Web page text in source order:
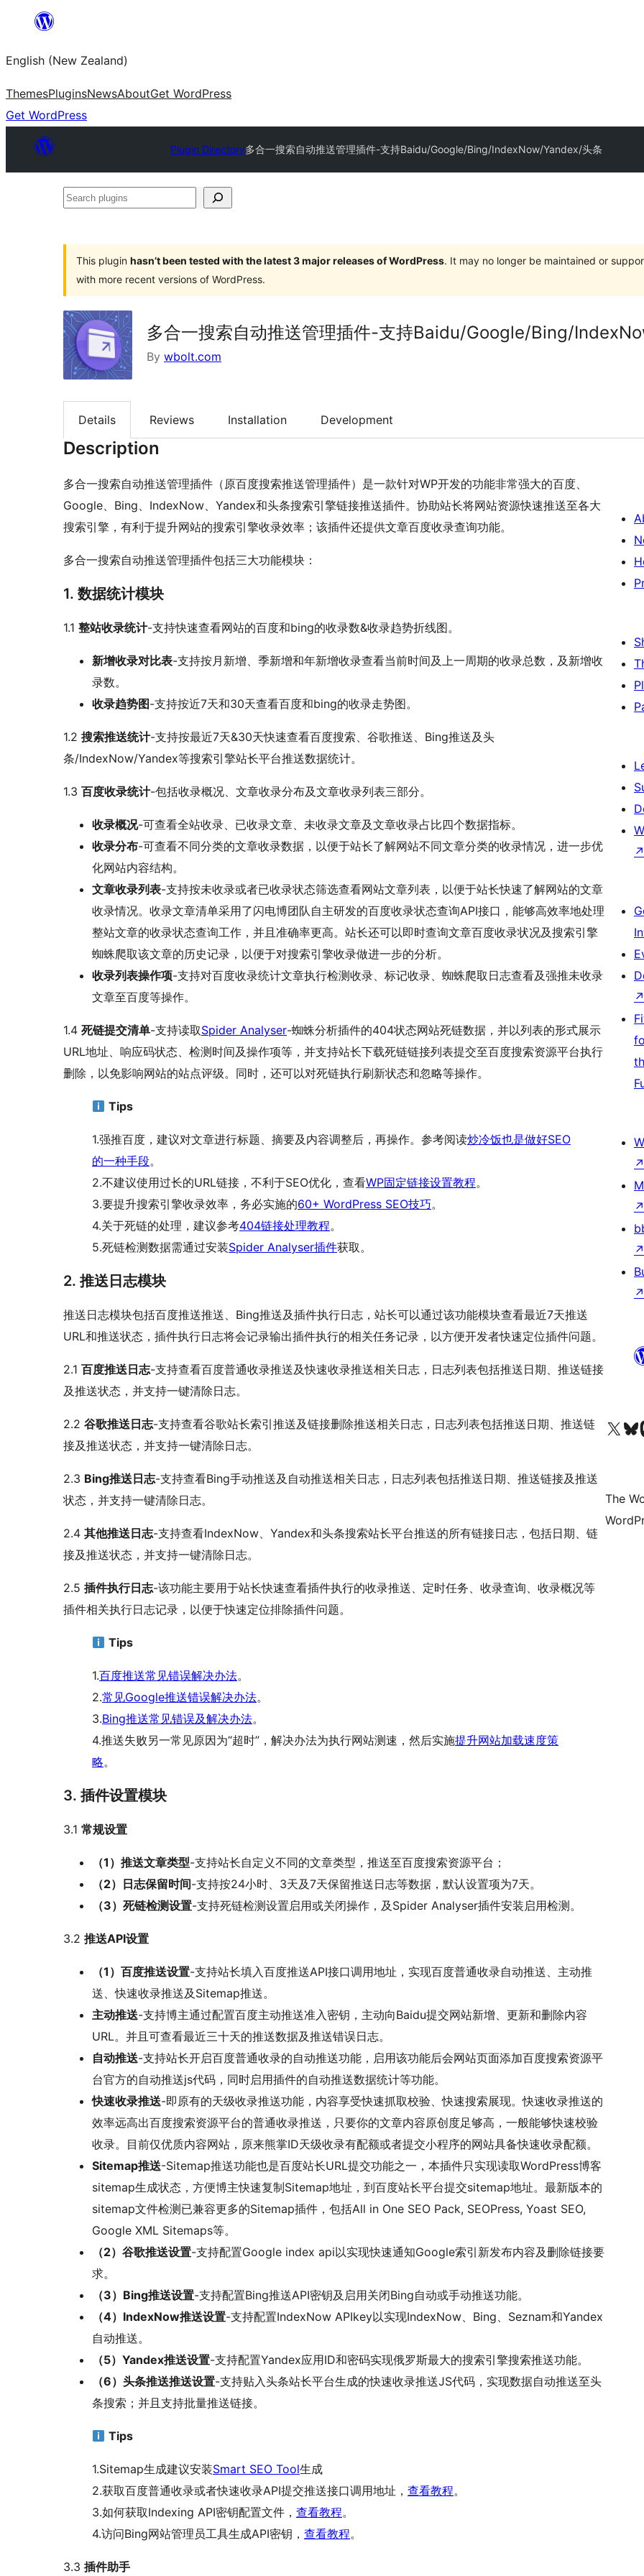
content
English (New Zealand)
ThemesPluginsNewsAboutGet WordPress
Get WordPress
Plugin Directory多合一搜索自动推送管理插件-支持Baidu/Google/Bing/IndexNow/Yandex/头条
Search
This plugin hasn’t been tested with the latest 3 major releases of WordPress. It may no longer be maintained or
with more recent versions of WordPress.
多合一搜索自动推送管理插件-支持Baidu/Google/Bing/
By wbolt.com
Details Reviews Installation Development
Description
多合一搜索自动推送管理插件（原百度搜索推送管理插件）是一款针对WP开发的功能非常强大的百度、
Google、Bing、IndexNow、Yandex和头条搜索引擎链接推送插件。协助站长将网站资源快速推送至各大
搜索引擎，有利于提升网站的搜索引擎收录效率；该插件还提供文章百度收录查询功能。
多合一搜索自动推送管理插件包括三大功能模块：
1. 数据统计模块
1.1 整站收录统计-支持快速查看网站的百度和bing的收录数&收录趋势折线图。
新增收录对比表-支持按月新增、季新增和年新增收录查看当前时间及上一周期的收录总数，及新增收
录数。
收录趋势图-支持按近7天和30天查看百度和bing的收录走势图。
1.2 搜索推送统计-支持按最近7天&30天快速查看百度搜索、谷歌推送、Bing推送及头
条/IndexNow/Yandex等搜索引擎站长平台推送数据统计。
1.3 百度收录统计-包括收录概况、文章收录分布及文章收录列表三部分。
收录概况-可查看全站收录、已收录文章、未收录文章及文章收录占比四个数据指标。
收录分布-可查看不同分类的文章收录数据，以便于站长了解网站不同文章分类的收录情况，进一步优
化网站内容结构。
文章收录列表-支持按未收录或者已收录状态筛选查看网站文章列表，以便于站长快速了解网站的文章
收录情况。收录文章清单采用了闪电博团队自主研发的百度收录状态查询API接口，能够高效率地处理
整站文章的收录状态查询工作，并且准确率更高。站长还可以即时查询文章百度收录状况及搜索引擎
蜘蛛爬取该文章的历史记录，以便于对搜索引擎收录做进一步的分析。
收录列表操作项-支持对百度收录统计文章执行检测收录、标记收录、蜘蛛爬取日志查看及强推未收录
文章至百度等操作。
1.4 死链提交清单-支持读取Spider Analyser-蜘蛛分析插件的404状态网站死链数据，并以列表的形式展示
URL地址、响应码状态、检测时间及操作项等，并支持站长下载死链链接列表提交至百度搜索资源平台执行
删除，以免影响网站的站点评级。同时，还可以对死链执行刷新状态和忽略等操作。
Tips
1.强推百度，建议对文章进行标题、摘要及内容调整后，再操作。参考阅读炒冷饭也是做好SEO
的一种手段。
2.不建议使用过长的URL链接，不利于SEO优化，查看WP固定链接设置教程。
3.要提升搜索引擎收录效率，务必实施的60+ WordPress SEO技巧。
4.关于死链的处理，建议参考404链接处理教程。
5.死链检测数据需通过安装Spider Analyser插件获取。
2. 推送日志模块
推送日志模块包括百度推送推送、Bing推送及插件执行日志，站长可以通过该功能模块查看最近7天推送
URL和推送状态，插件执行日志将会记录输出插件执行的相关任务记录，以方便开发者快速定位插件问题。
2.1 百度推送日志-支持查看百度普通收录推送及快速收录推送相关日志，日志列表包括推送日期、推送链接
及推送状态，并支持一键清除日志。
2.2 谷歌推送日志-支持查看谷歌站长索引推送及链接删除推送相关日志，日志列表包括推送日期、推送链
接及推送状态，并支持一键清除日志。
2.3 Bing推送日志-支持查看Bing手动推送及自动推送相关日志，日志列表包括推送日期、推送链接及推送
状态，并支持一键清除日志。
2.4 其他推送日志-支持查看IndexNow、Yandex和头条搜索站长平台推送的所有链接日志，包括日期、链
接及推送状态，并支持一键清除日志。
2.5 插件执行日志-该功能主要用于站长快速查看插件执行的收录推送、定时任务、收录查询、收录概况等
插件相关执行日志记录，以便于快速定位排除插件问题。
Tips
1.百度推送常见错误解决办法。
2.常见Google推送错误解决办法。
3.Bing推送常见错误及解决办法。
4.推送失败另一常见原因为“超时”，解决办法为执行网站测速，然后实施提升网站加载速度策
略。
3. 插件设置模块
3.1 常规设置
（1）推送文章类型-支持站长自定义不同的文章类型，推送至百度搜索资源平台；
（2）日志保留时间-支持按24小时、3天及7天保留推送日志等数据，默认设置项为7天。
（3）死链检测设置-支持死链检测设置启用或关闭操作，及Spider Analyser插件安装启用检测。
3.2 推送API设置
（1）百度推送设置-支持站长填入百度推送API接口调用地址，实现百度普通收录自动推送、主动推
送、快速收录推送及Sitemap推送。
主动推送-支持博主通过配置百度主动推送准入密钥，主动向Baidu提交网站新增、更新和删除内容
URL。并且可查看最近三十天的推送数据及推送错误日志。
自动推送-支持站长开启百度普通收录的自动推送功能，启用该功能后会网站页面添加百度搜索资源平
台官方的自动推送js代码，同时启用插件的自动推送数据统计等功能。
快速收录推送-即原有的天级收录推送功能，内容享受快速抓取校验、快速搜索展现。快速收录推送的
效率远高出百度搜索资源平台的普通收录推送，只要你的文章内容原创度足够高，一般能够快速校验
收录。目前仅优质内容网站，原来熊掌ID天级收录有配额或者提交小程序的网站具备快速收录配额。
Sitemap推送-Sitemap推送功能也是百度站长URL提交功能之一，本插件只实现读取WordPress博客
sitemap生成状态，方便博主快速复制Sitemap地址，到百度站长平台提交sitemap地址。最新版本的
sitemap文件检测已兼容更多的Sitemap插件，包括All in One SEO Pack, SEOPress, Yoast SEO,
Google XML Sitemaps等。
（2）谷歌推送设置-支持配置Google index api以实现快速通知Google索引新发布内容及删除链接要
求。
（3）Bing推送设置-支持配置Bing推送API密钥及启用关闭Bing自动或手动推送功能。
（4）IndexNow推送设置-支持配置IndexNow APIkey以实现IndexNow、Bing、Seznam和Yandex
自动推送。
（5）Yandex推送设置-支持配置Yandex应用ID和密码实现俄罗斯最大的搜索引擎搜索推送功能。
（6）头条推送推送设置-支持贴入头条站长平台生成的快速收录推送JS代码，实现数据自动推送至头
条搜索；并且支持批量推送链接。
Tips
1.Sitemap生成建议安装Smart SEO Tool生成
2.获取百度普通收录或者快速收录API提交推送接口调用地址， 查看教程。
3.如何获取Indexing API密钥配置文件， 查看教程。
4.访问Bing网站管理员工具生成API密钥， 查看教程。
3.3 插件助手
↗
↗
↗
↗
↗
↗
Visit our XVisit
The